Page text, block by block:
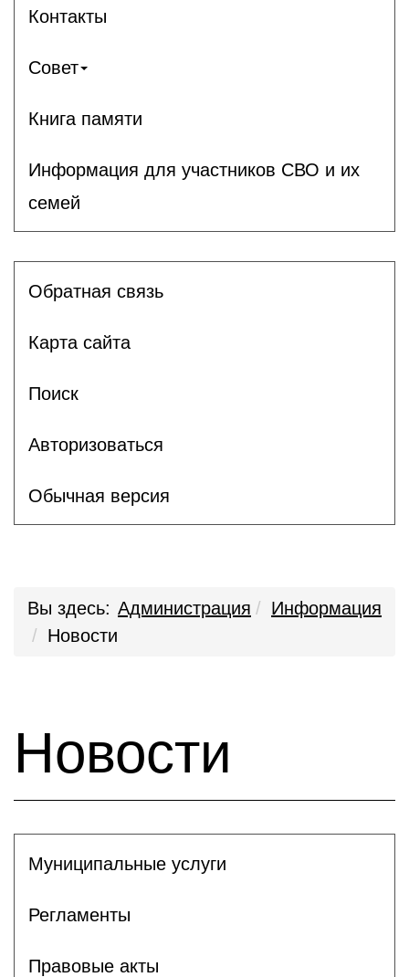
Контакты
Совет
Книга памяти
Информация для участников СВО и их
семей
Обратная связь
Карта сайта
Поиск
Авторизоваться
Обычная версия
Вы здесь: Администрация
Информация
Новости
Новости
Муниципальные услуги
Регламенты
Правовые акты